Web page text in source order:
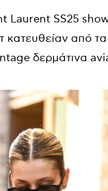
Laurent SS25
κατευθείαν από
δερμάτινα